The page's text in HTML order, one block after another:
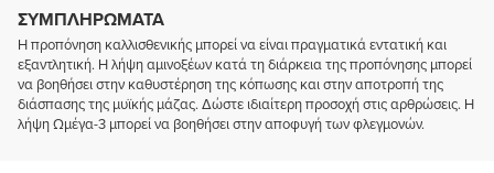
ΣΥΜΠΛΗΡΏΜΑΤΑ
Η προπόνηση καλλισθενικής μπορεί να είναι πραγματικά εντατική και
εξαντλητική. Η λήψη αμινοξέων κατά τη διάρκεια της προπόνησης μπορεί
να βοηθήσει στην καθυστέρηση της κόπωσης και στην αποτροπή της
διάσπασης της μυϊκής μάζας. Δώστε ιδιαίτερη προσοχή στις αρθρώσεις. Η
λήψη Ωμέγα-3 μπορεί να βοηθήσει στην αποφυγή των φλεγμονών.